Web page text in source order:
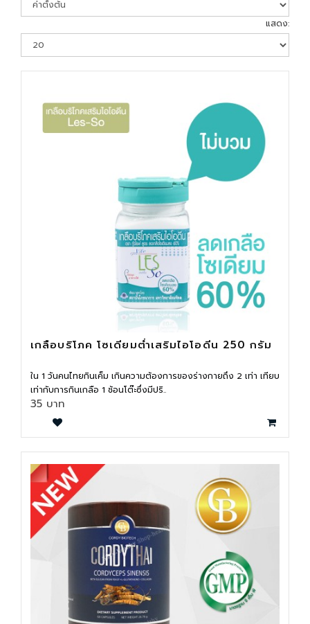
แสดง:
เกลือบริโภค โซเดียมต่ำเสริมไอโอดีน 250 กรัม
ใน 1 วันคนไทยกินเค็ม เกินความต้องการของร่างกายถึง 2 เท่า เทียบ
เท่ากับการกินเกลือ 1 ช้อนโต๊ะซึ่งมีปริ..
35 บาท